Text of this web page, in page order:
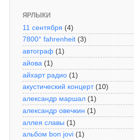
ЯРЛЫКИ
11 сентября (4)
7800° fahrenheit (3)
автограф (1)
айова (1)
айхарт радио (1)
акустический концерт (10)
александр маршал (1)
александр овечкин (1)
аллея славы (1)
альбом bon jovi (1)